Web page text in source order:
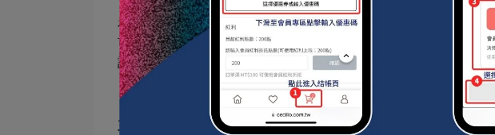
在特殊應用中，如攝影工作室的鏡面或展覽會場的展示櫃，高度透
可以改善這些表面的光學特性，減少光線散射，確保影像的清晰度
計師來說，是一個不可多得的優勢。
三、玻璃封體劑的使用頻率與方法🔍